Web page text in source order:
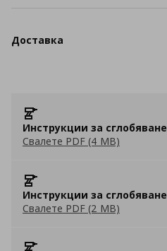
Доставка
Инструкции за сглобяване
Свалете PDF (4 MB)
Инструкции за сглобяване
Свалете PDF (2 MB)